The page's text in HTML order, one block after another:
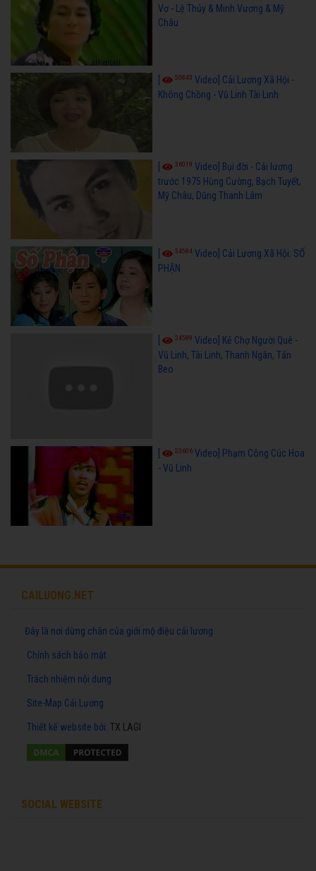
Vơ - Lệ Thủy & Minh Vương & Mỹ
Châu
50843 Video] Cải Lương Xã Hội -
Không Chồng - Vũ Linh Tài Linh
36019 Video] Bụi đời - Cải lương
trước 1975 Hùng Cường, Bạch Tuyết,
Mỹ Châu, Dũng Thanh Lâm
34584 Video] Cải Lương Xã Hội: SỐ
PHẬN
24589 Video] Kẻ Chợ Người Quê -
Vũ Linh, Tài Linh, Thanh Ngân, Tấn
Beo
23606 Video] Phạm Công Cúc Hoa
- Vũ Linh
CAILUONG.NET
Đây là nơi dừng chân của giới mộ điệu cải lương
Chính sách bảo mật
Trách nhiệm nội dung
Site-Map Cải Lương
Thiết kế website bởi: TX LAGI
SOCIAL WEBSITE